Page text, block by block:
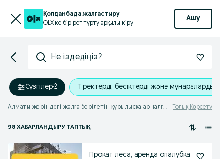
Қолданбада жалғастыру
OLX-ке бір рет түрту арқылы кіру
Ашу
Не іздедіңіз?
Сүзгілер·2 Тіректерді, бесіктерді және мұнараларды
Алматы жеріндегі жалға берілетін құрылысқа арналған ағаштар, бесіктер, мұнаралар мен баспалдақтар Толық Көрсету
98 ХАБАРЛАНДЫРУ ТАПТЫҚ
Прокат леса, аренда опалубка